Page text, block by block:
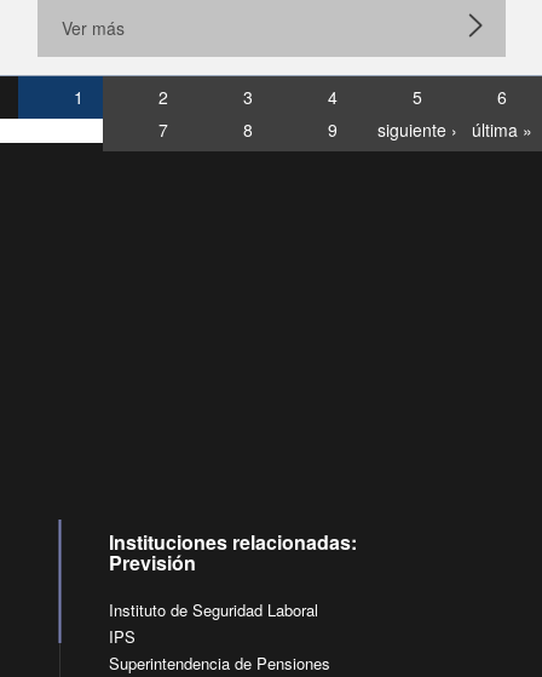
Ver más
1 2 3 4 5
6
7
8 9 siguiente › última »
Instituciones relacionadas:
Previsión
Instituto de Seguridad Laboral
IPS
Superintendencia de Pensiones